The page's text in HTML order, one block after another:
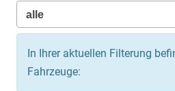
In Ihrer aktuellen Filterung
Fahrzeuge: